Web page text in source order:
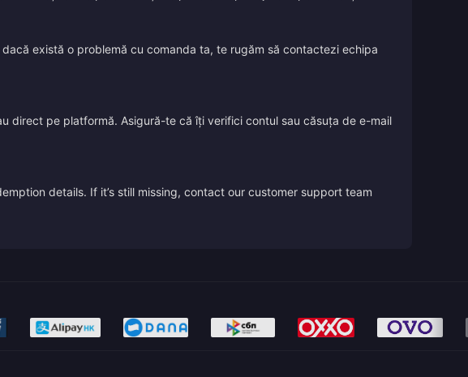
există o problemă cu comanda ta, te rugăm să contactezi echipa
direct pe platformă. Asigură-te că îți verifici contul sau căsuța de e-mail
details. If it’s still missing, contact our customer support team